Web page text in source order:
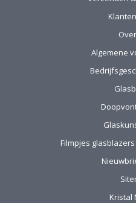
Algemene
Filmpjes
Kristal